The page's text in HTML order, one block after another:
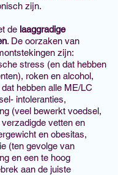
zijn.
de laaggradige
. De oorzaken van
zijn:
stress (en dat hebben
roken en alcohol,
hebben alle ME/LC
intoleranties,
(veel bewerkt voedsel,
vetten en
en obesitas,
(ten gevolge van
en een te hoog
aan de juiste